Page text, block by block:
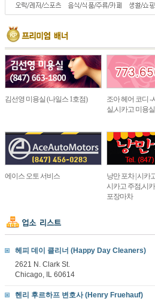
김선영 미용실 (나일스 1호점)
조아 헤어 코디 -
실,시카고 미용실
에이스 오토 서비스
낭만 포차 | 시카
시카고 주점,시
포장마차
헤피 데이 클리너 (Happy Day Cleaners)
2621 N. Clark St.
Chicago, IL 60614
헨리 후르하프 변호사 (Henry Fruehauf)